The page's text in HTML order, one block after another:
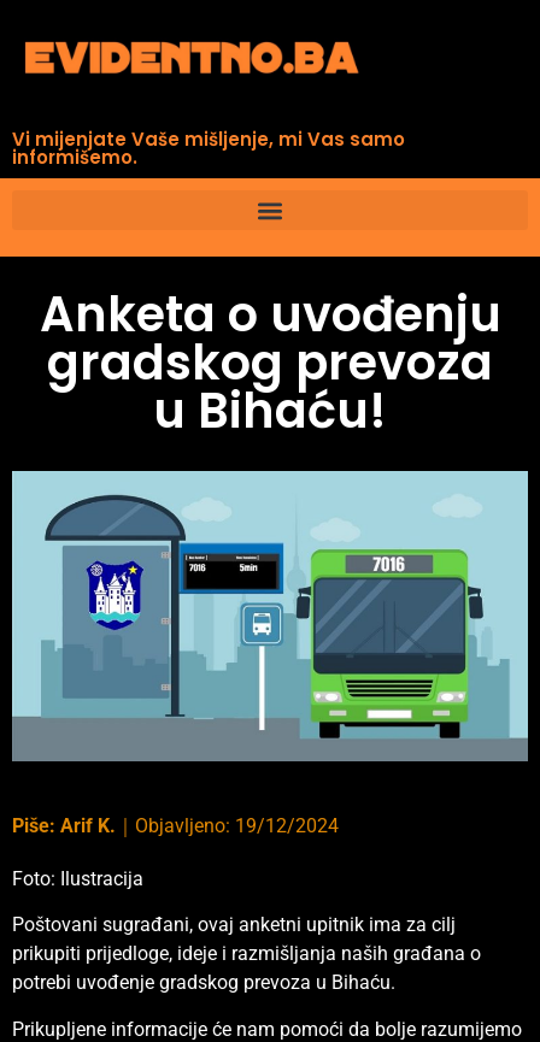
Vi mijenjate Vaše mišljenje, mi Vas samo
informišemo.
Anketa o uvođenju
gradskog prevoza
u Bihaću!
Piše: Arif K. ｜ Objavljeno: 19/12/2024
Foto: Ilustracija
Poštovani sugrađani, ovaj anketni upitnik ima za cilj
prikupiti prijedloge, ideje i razmišljanja naših građana o
potrebi uvođenje gradskog prevoza u Bihaću.
Prikupljene informacije će nam pomoći da bolje razumijemo